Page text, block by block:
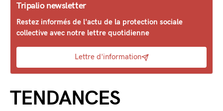
Tripalio newsletter
Restez informés de l'actu de la protection sociale
collective avec notre lettre quotidienne
Lettre d'information
TENDANCES